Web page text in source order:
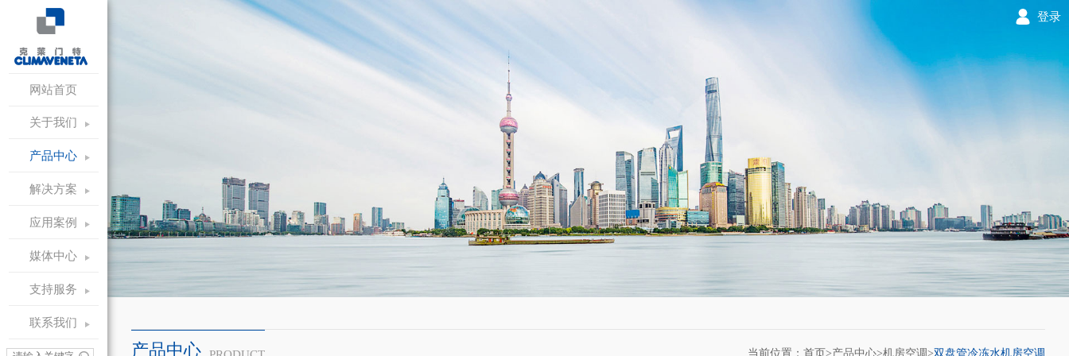
网站首页
关于我们
产品中心
解决方案
应用案例
媒体中心
支持服务
联系我们
登录
产品中心 当前位置：首页>产品中心>机房空调>双盘管冷冻水机房空调